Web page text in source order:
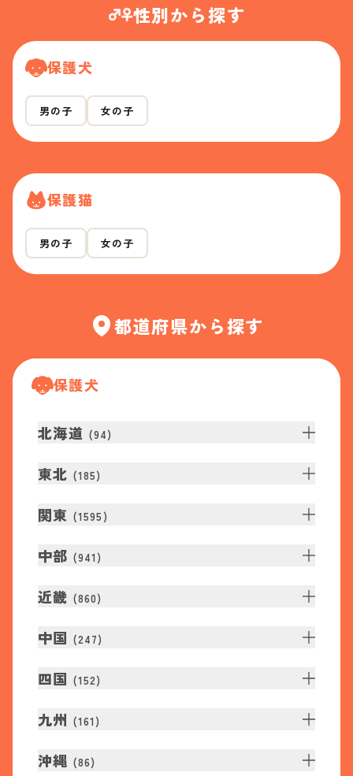
性別から探す
保護犬
男の子 女の子
保護猫
男の子 女の子
都道府県から探す
保護犬
北海道 (94)
東北 (185)
関東 (1595 )
中部 (941 )
近畿 (860)
中国 (247)
四国 (152)
九州 (161 )
沖縄 (86)